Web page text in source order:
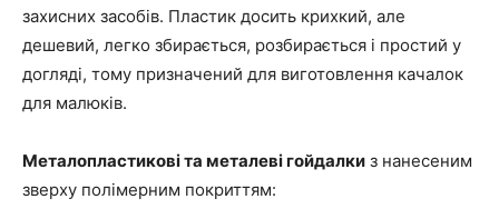
захисних засобів. Пластик досить крихкий, але
дешевий, легко збирається, розбирається і простий у
догляді, тому призначений для виготовлення качалок
для малюків.
Металопластикові та металеві гойдалки з нанесеним
зверху полімерним покриттям: